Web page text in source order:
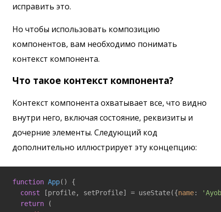
исправить это.
Но чтобы использовать композицию
компонентов, вам необходимо понимать
контекст компонента.
Что такое контекст компонента?
Контекст компонента охватывает все, что видно
внутри него, включая состояние, реквизиты и
дочерние элементы. Следующий код
дополнительно иллюстрирует эту концепцию:
function App( ) {
const [profile, setProfile] = useState({name:
return (